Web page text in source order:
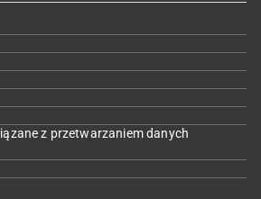
z przetwarzaniem danych